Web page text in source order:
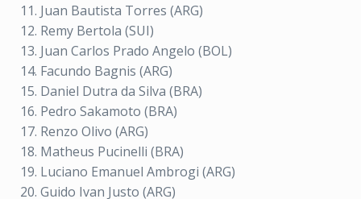
Juan Bautista Torres (ARG)
Remy Bertola (SUI)
Juan Carlos Prado Angelo (BOL)
Facundo Bagnis (ARG)
Daniel Dutra da Silva (BRA)
Pedro Sakamoto (BRA)
Renzo Olivo (ARG)
Matheus Pucinelli (BRA)
Luciano Emanuel Ambrogi (ARG)
Guido Ivan Justo (ARG)